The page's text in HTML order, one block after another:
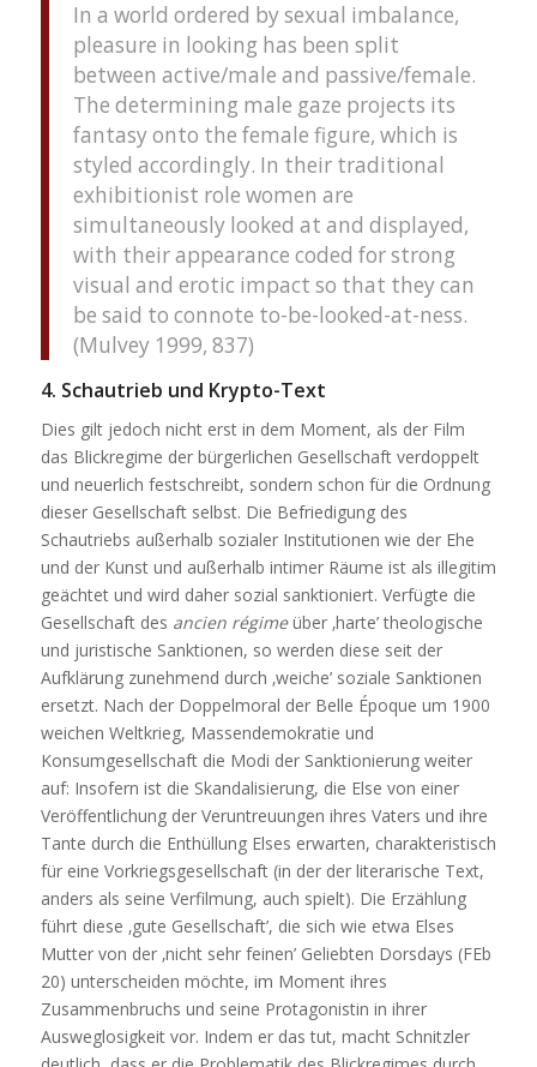
In a world ordered by sexual imbalance,
pleasure in looking has been split
between active/male and passive/female.
The determining male gaze projects its
fantasy onto the female figure, which is
styled accordingly. In their traditional
exhibitionist role women are
simultaneously looked at and displayed,
with their appearance coded for strong
visual and erotic impact so that they can
be said to connote to-be-looked-at-ness.
(Mulvey 1999, 837)
4. Schautrieb und Krypto-Text
Dies gilt jedoch nicht erst in dem Moment, als der Film
das Blickregime der bürgerlichen Gesellschaft verdoppelt
und neuerlich festschreibt, sondern schon für die Ordnung
dieser Gesellschaft selbst. Die Befriedigung des
Schautriebs außerhalb sozialer Institutionen wie der Ehe
und der Kunst und außerhalb intimer Räume ist als illegitim
geächtet und wird daher sozial sanktioniert. Verfügte die
Gesellschaft des ancien régimeüber ‚harte’ theologische
und juristische Sanktionen, so werden diese seit der
Aufklärung zunehmend durch ‚weiche’ soziale Sanktionen
ersetzt. Nach der Doppelmoral der Belle Époque um 1900
weichen Weltkrieg, Massendemokratie und
Konsumgesellschaft die Modi der Sanktionierung weiter
auf: Insofern ist die Skandalisierung, die Else von einer
Veröffentlichung der Veruntreuungen ihres Vaters und ihre
Tante durch die Enthüllung Elses erwarten, charakteristisch
für eine Vorkriegsgesellschaft (in der der literarische Text,
anders als seine Verfilmung, auch spielt). Die Erzählung
führt diese ‚gute Gesellschaft’, die sich wie etwa Elses
Mutter von der ‚nicht sehr feinen’ Geliebten Dorsdays (FEb
20) unterscheiden möchte, im Moment ihres
Zusammenbruchs und seine Protagonistin in ihrer
Ausweglosigkeit vor. Indem er das tut, macht Schnitzler